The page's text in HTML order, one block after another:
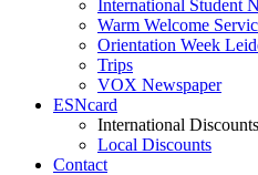
International Student
Warm Welcome
Orientation Week
Trips
VOX Newspaper
ESNcard
International Discounts
Local Discounts
Contact